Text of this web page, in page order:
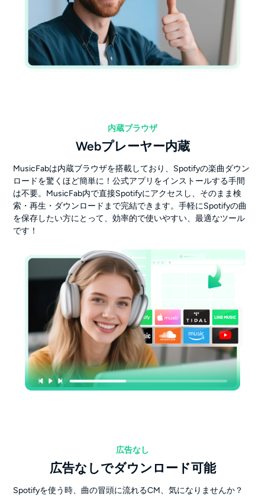
内蔵ブラウザ
Webプレーヤー内蔵
MusicFabは内蔵ブラウザを搭載しており、Spotifyの楽曲ダウン
ロードを驚くほど簡単に！公式アプリをインストールする手間
は不要。MusicFab内で直接Spotifyにアクセスし、そのまま検
索・再生・ダウンロードまで完結できます。手軽にSpotifyの曲
を保存したい方にとって、効率的で使いやすい、最適なツール
です！
広告なし
広告なしでダウンロード可能
Spotifyを使う時、曲の冒頭に流れるCM、気になりませんか？